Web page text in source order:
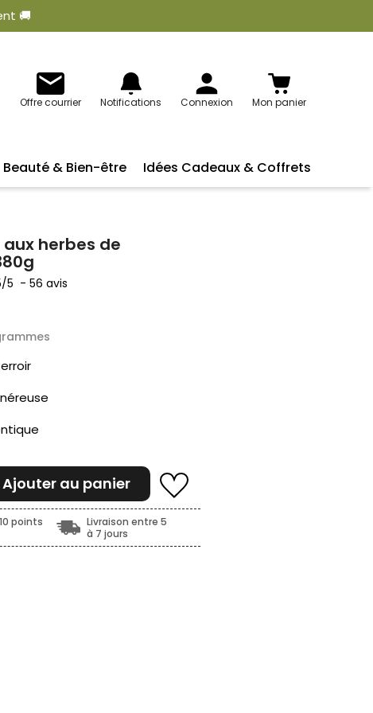
🚚
Offre courrier Notifications Connexion Mon panier
Beauté & Bien-être Idées Cadeaux & Coffrets
herbes de
/5 -56avis
Ajouter au panier
points
Livraison entre 5
à 7 jours